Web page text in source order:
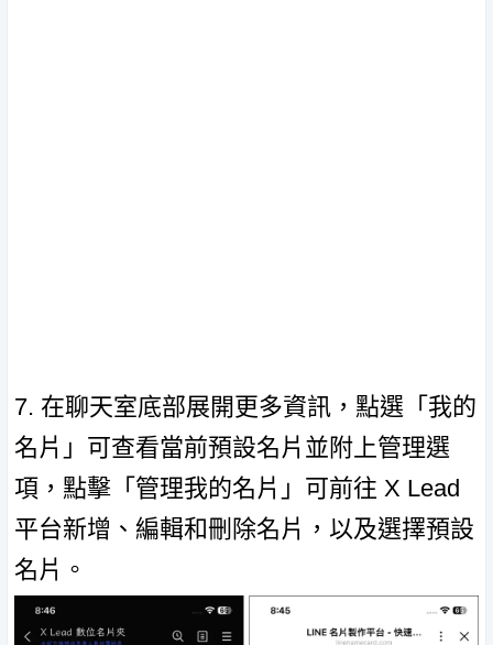
7. 在聊天室底部展開更多資訊，點選「我的
名片」可查看當前預設名片並附上管理選
項，點擊「管理我的名片」可前往 X Lead
平台新增、編輯和刪除名片，以及選擇預設
名片。